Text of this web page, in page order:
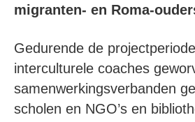
migranten- en Roma-
Gedurende de
interculturele coaches
samenwerkingsverbanden
scholen en NGO’s en